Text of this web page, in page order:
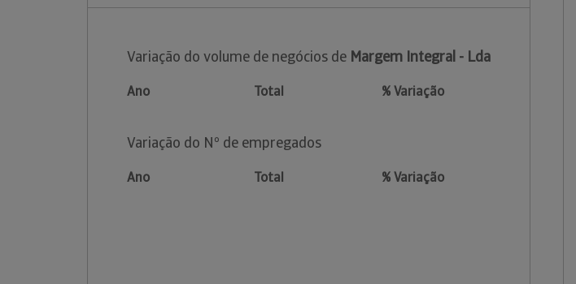
Variação do volume de negócios de Margem Integral - Lda
Ano Total % Variação
Variação do Nº de empregados
Ano Total % Variação